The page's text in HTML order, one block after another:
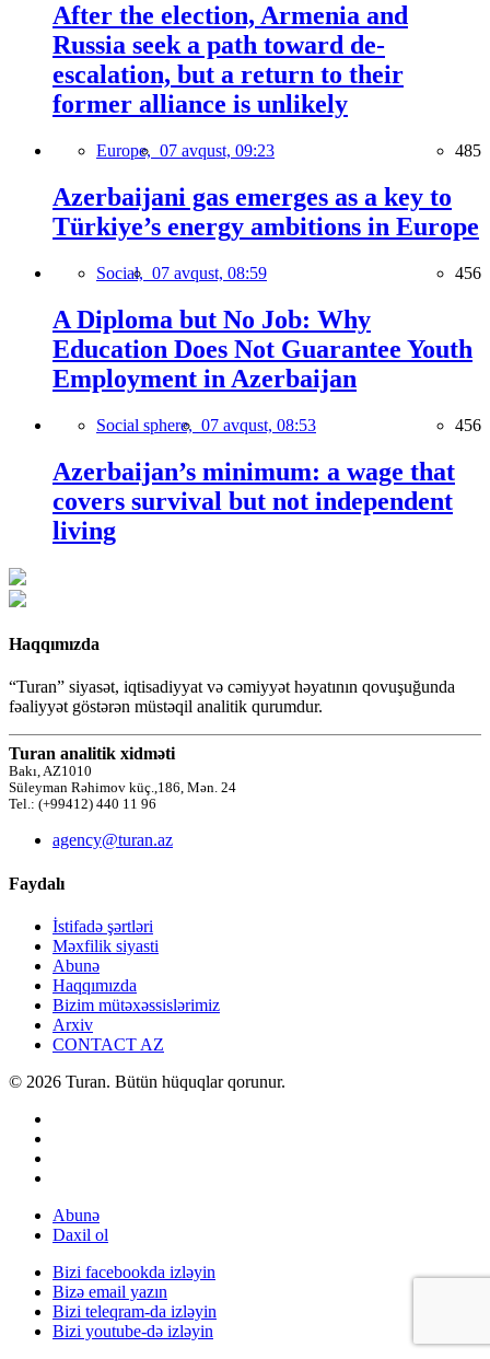
After the election, Armenia and
Russia seek a path toward de-
escalation, but a return to their
former alliance is unlikely
Europe, 07 avqust, 09:23 485
Azerbaijani gas emerges as a key to
Türkiye’s energy ambitions in Europe
Social, 07 avqust, 08:59 456
A Diploma but No Job: Why
Education Does Not Guarantee Youth
Employment in Azerbaijan
Social sphere, 07 avqust, 08:53 456
Azerbaijan’s minimum: a wage that
covers survival but not independent
living
Haqqımızda
“Turan” siyasət, iqtisadiyyat və cəmiyyət həyatının qovuşuğunda
fəaliyyət göstərən müstəqil analitik qurumdur.
Turan analitik xidməti
Bakı, AZ1010
Süleyman Rəhimov küç.,186, Mən. 24
Tel.: (+99412) 440 11 96
agency@turan.az
Faydalı
İstifadə şərtləri
Məxfilik siyasti
Abunə
Haqqımızda
Bizim mütəxəssislərimiz
Arxiv
CONTACT AZ
© 2026 Turan. Bütün hüquqlar qorunur.
Abunə
Daxil ol
Bizi facebookda izləyin
Bizə email yazın
Bizi teleqram-da izləyin
Bizi youtube-də izləyin